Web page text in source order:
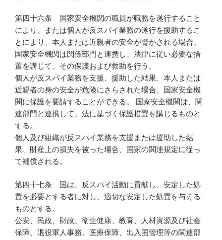
第四十六条 国家安全機関の職員が職務を遂行すること
により、または個人が反スパイ業務の遂行を援助するこ
とにより、本人または近親者の安全が脅かされる場合、
国家安全機関は関係部門と連携し、法律に従い必要な措
置を講じて、その保護および救助を行う。
個人が反スパイ業務を支援、援助した結果、本人または
近親者の身の安全が危険にさらされた場合、国家安全機
関に保護を要請することができる。 国家安全機関は、関
連部門と連携して、法に基づく保護措置を講じるものと
する。
個人及び組織が反スパイ業務を支援または援助した結
果、財産上の損失を被った場合、国家の関連規定に従っ
て補償される。
第四十七条 国は、反スパイ活動に貢献し、安定した処
置を必要とする者に対し、適切な安定した処置を与える
ものとする。
公安、民政、財政、衛生健康、教育、人材資源及び社会
保障、退役軍人事務、医療保障、出入国管理等の関連部